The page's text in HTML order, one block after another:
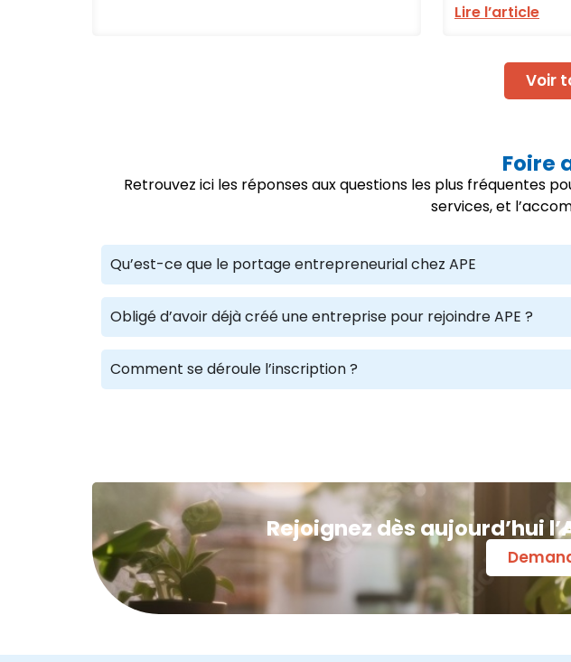
Lire l’article
Voir
Foire
Retrouvez ici les réponses aux questions les plus fréquentes
services, et
Qu’est-ce que le portage entrepreneurial chez APE
Obligé d’avoir déjà créé une entreprise pour rejoindre APE ?
Comment se déroule l’inscription ?
Rejoignez dès aujourd’hui